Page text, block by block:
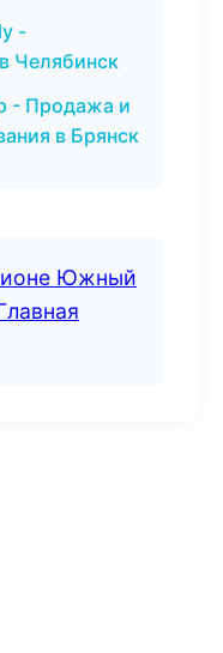
-
Челябинск
- Продажа и
в Брянск
Южный